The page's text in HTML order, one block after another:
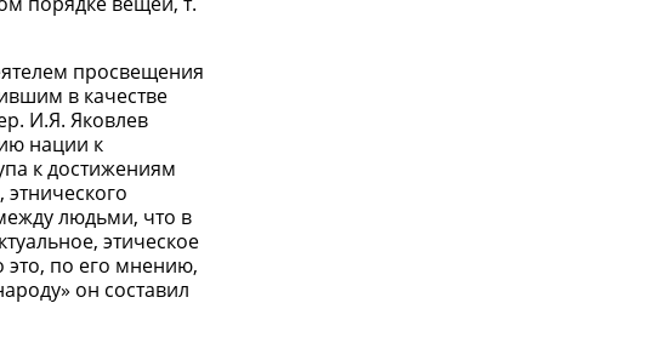
просвещения
в качестве
И.Я. Яковлев
нации к
к достижениям
людьми, что в
этическое
по его мнению,
он составил